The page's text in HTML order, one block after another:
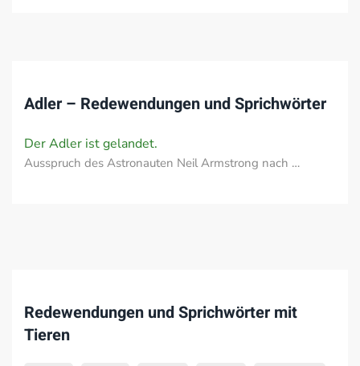
Adler – Redewendungen und Sprichwörter
Der Adler ist gelandet.
Ausspruch des Astronauten Neil Armstrong nach …
Redewendungen und Sprichwörter mit
Tieren